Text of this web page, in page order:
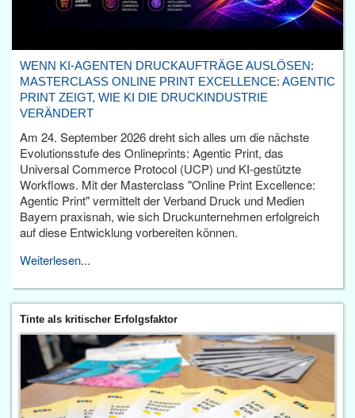
WENN KI-AGENTEN DRUCKAUFTRÄGE AUSLÖSEN:
MASTERCLASS ONLINE PRINT EXCELLENCE: AGENTIC
PRINT ZEIGT, WIE KI DIE DRUCKINDUSTRIE
VERÄNDERT
Am 24. September 2026 dreht sich alles um die nächste
Evolutionsstufe des Onlineprints: Agentic Print, das
Universal Commerce Protocol (UCP) und KI-gestützte
Workflows. Mit der Masterclass "Online Print Excellence:
Agentic Print" vermittelt der Verband Druck und Medien
Bayern praxisnah, wie sich Druckunternehmen erfolgreich
auf diese Entwicklung vorbereiten können.
Weiterlesen...
Tinte als kritischer Erfolgsfaktor